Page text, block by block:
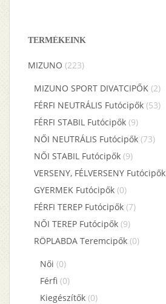
TERMÉKEINK
MIZUNO (223)
MIZUNO SPORT DIVATCIPŐK (2)
FÉRFI NEUTRÁLIS Futócipők (53)
FÉRFI STABIL Futócipők (9)
NŐI NEUTRÁLIS Futócipők (73)
NŐI STABIL Futócipők (9)
VERSENY, FÉLVERSENY Futócipők
GYERMEK Futócipők (0)
FÉRFI TEREP Futócipők (7)
NŐI TEREP Futócipők (9)
RÖPLABDA Teremcipők (0)
Női (0)
Férfi (0)
Kiegészítők (0)